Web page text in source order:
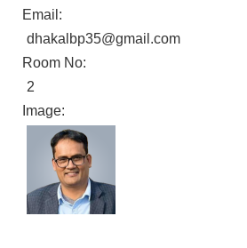
Email:
dhakalbp35@gmail.com
Room No:
2
Image: